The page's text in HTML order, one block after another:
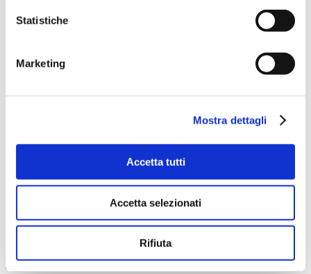
Statistiche
Marketing
Mostra dettagli
Accetta tutti
Accetta selezionati
Rifiuta
10 settembre 2026
Prokof’ev - Pierino e il lupo
Salvatore Percacciolo, direttore Drusilla Foer, voce narrante
Dance People - Maqamat & Omar Rajeh
Nell’ambito del festival Fabbrica Europa 2026
Weill - Songs